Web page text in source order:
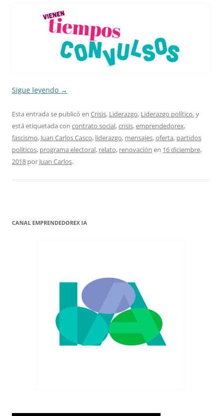
Sigue leyendo →
Esta entrada se publicó en Crisis, Liderazgo, Liderazgo político.y
está etiquetada con contrato social,crisis,emprendedorex,
fascismo, Juan Carlos Casco, liderazgo, mensajes,oferta, partidos
políticos, programa electoral, relato, renovación en 16 diciembre,
2018 por Juan Carlos.
CANAL EMPRENDEDOREX IA